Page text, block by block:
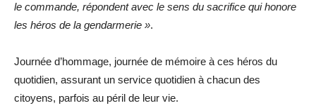
le commande, répondent avec le sens du sacrifice qui honore
les héros de la gendarmerie ».
Journée d’hommage, journée de mémoire à ces héros du
quotidien, assurant un service quotidien à chacun des
citoyens, parfois au péril de leur vie.